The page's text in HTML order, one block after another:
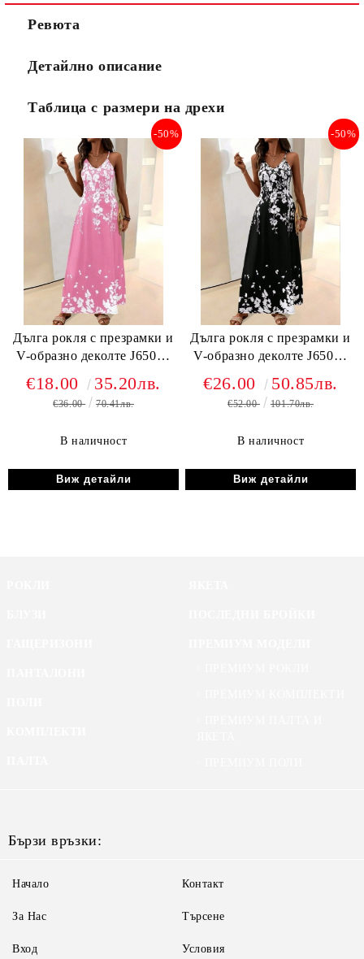
Ревюта
Детайлно описание
Таблица с размери на дрехи
Дълга рокля с презрамки и
V-образно деколте J65069
-50%
€18.00 35.20лв.
€36.00 70.41лв.
В наличност
Виж детайли
Дълга рокля с презрамки и
V-образно деколте J65069
-50%
€26.00 50.85лв.
€52.00 101.70лв.
В наличност
Виж детайли
Бързи връзки:
Начало
За Нас
Вход
Контакт
Търсене
Условия